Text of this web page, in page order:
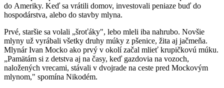
do Ameriky. Keď sa vrátili domov, investovali peniaze buď do
hospodárstva, alebo do stavby mlyna.
Prvé, staršie sa volali „šroťáky", lebo mleli iba nahrubo. Novšie
mlyny už vyrábali všetky druhy múky z pšenice, žita aj jačmeňa.
Mlynár Ivan Mocko ako prvý v okolí začal mlieť krupičkovú múku.
„Pamätám si z detstva aj na časy, keď gazdovia na vozoch,
naložených vrecami, stávali v dvojrade na ceste pred Mockovým
mlynom," spomína Nikodém.